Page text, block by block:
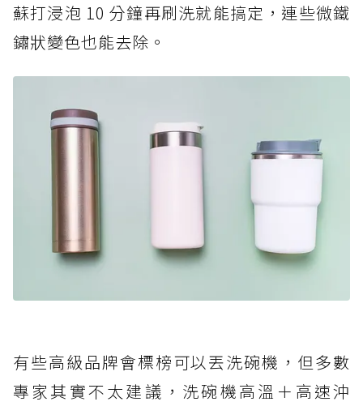
蘇打浸泡 10 分鐘再刷洗就能搞定，連些微鐵
鏽狀變色也能去除。
有些高級品牌會標榜可以丟洗碗機，但多數
專家其實不太建議，洗碗機高溫＋高速沖